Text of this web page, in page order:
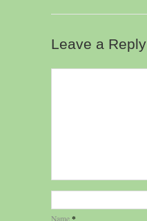
Leave a Reply
Name